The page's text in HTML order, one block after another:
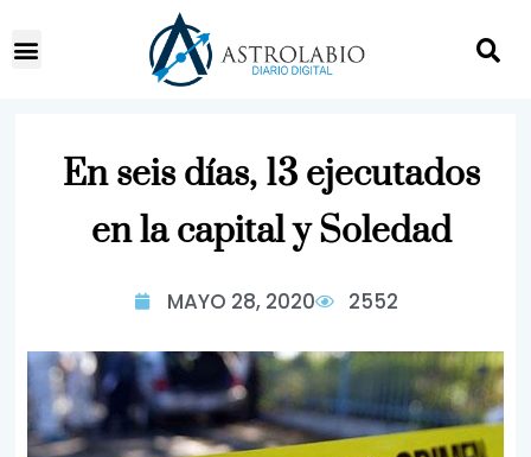
En seis días, 13 ejecutados
en la capital y Soledad
MAYO 28, 2020 2552